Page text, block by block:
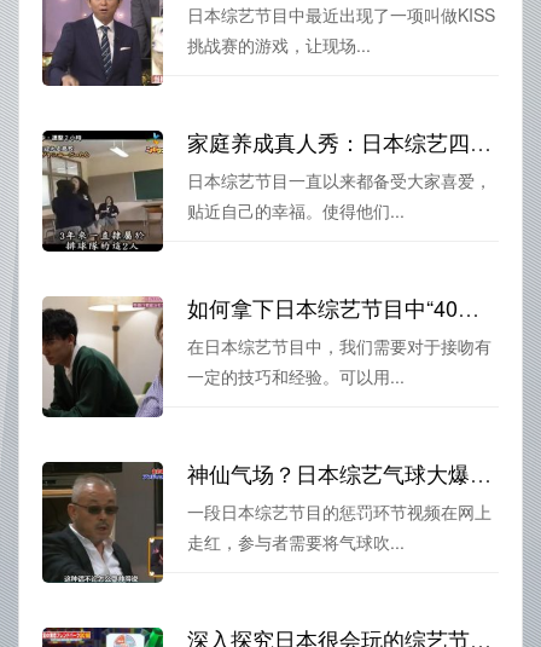
日本综艺节目中最近出现了一项叫做KISS
挑战赛的游戏，让现场...
家庭养成真人秀：日本综艺四组家庭大作战感人瞬间
日本综艺节目一直以来都备受大家喜爱，
贴近自己的幸福。使得他们...
如何拿下日本综艺节目中“40岁接吻”的大奖？
在日本综艺节目中，我们需要对于接吻有
一定的技巧和经验。可以用...
神仙气场？日本综艺气球大爆炸惩罚视频中的“大佬”抢镜
一段日本综艺节目的惩罚环节视频在网上
走红，参与者需要将气球吹...
深入探究日本很会玩的综艺节目制作背后的秘密